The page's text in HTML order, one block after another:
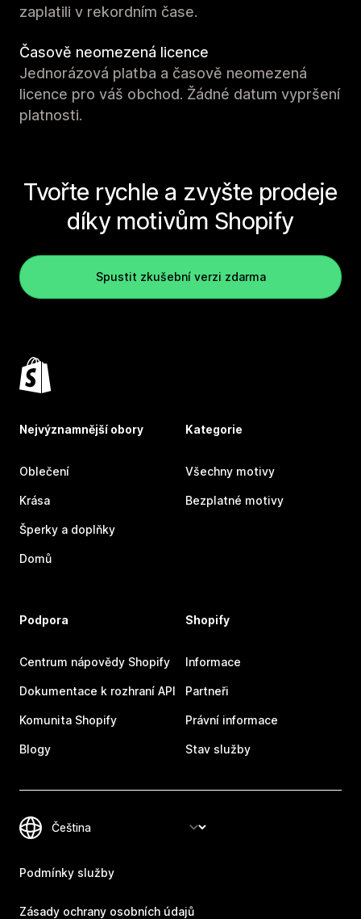
zaplatili v rekordním čase.
Časově neomezená licence
Jednorázová platba a časově neomezená
licence pro váš obchod. Žádné datum vypršení
platnosti.
Tvořte rychle a zvyšte prodeje
díky motivům Shopify
Spustit zkušební verzi zdarma
Nejvýznamnější obory
Oblečení
Krása
Šperky a doplňky
Domů
Kategorie
Všechny motivy
Bezplatné motivy
Podpora
Centrum nápovědy Shopify
Dokumentace k rozhraní API
Komunita Shopify
Blogy
Shopify
Informace
Partneři
Právní informace
Stav služby
Podmínky služby
Zásady ochrany osobních údajů